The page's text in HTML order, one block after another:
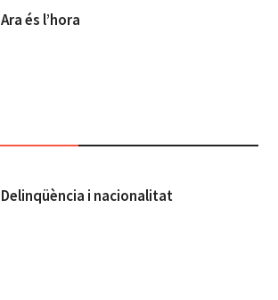
Ara és l’hora
Delinqüència i nacionalitat